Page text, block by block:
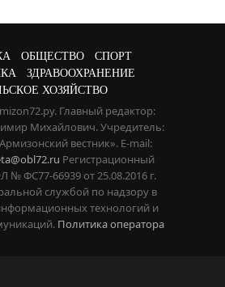
ОБЩЕСТВО
СПОРТ
ЗДРАВООХРАНЕНИЕ
ХОЗЯЙСТВО
Главный редактор:
Михайлович. Учредитель:
вестник». E-mail:
Регистрационный
ФС77-66939 от 25.08.2016 г.
службой по надзору в
технологий и
Политика оператора